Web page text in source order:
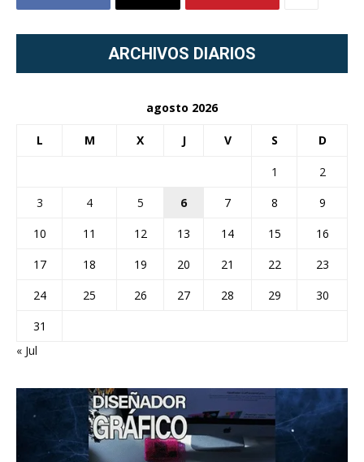
ARCHIVOS DIARIOS
agosto 2026
L M X J V S D
1
2
3
4 5 6 7 8
9
10
11 12 13 14 15
16
17
18 19 20 21 22
23
24
25 26 27 28 29
30
31
« Jul